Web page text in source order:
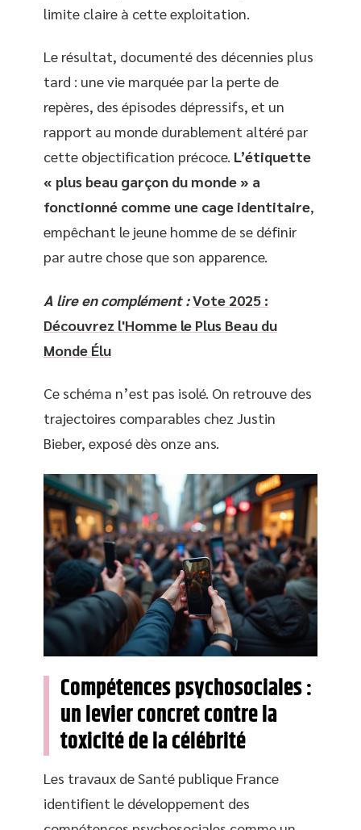
limite claire à cette exploitation.
Le résultat, documenté des décennies plus
tard : une vie marquée par la perte de
repères, des épisodes dépressifs, et un
rapport au monde durablement altéré par
cette objectification précoce. L’étiquette
« plus beau garçon du monde » a
fonctionné comme une cage identitaire,
empêchant le jeune homme de se définir
par autre chose que son apparence.
A lire en complément :Vote 2025 :
Découvrez l'Homme le Plus Beau du
Monde Élu
Ce schéma n’est pas isolé. On retrouve des
trajectoires comparables chez Justin
Bieber, exposé dès onze ans.
Compétences psychosociales :
un levier concret contre la
toxicité de la célébrité
Les travaux de Santé publique France
identifient le développement des